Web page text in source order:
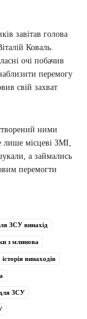
завітав голова
Коваль.
очі побачив
перемогу
свій захват
ними
місцеві ЗМІ,
а займались
перемогти
ЗСУ винахід
з млинова
історія винаходів
ЗСУ